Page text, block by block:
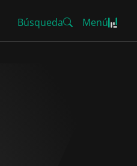
Búsqueda Menú